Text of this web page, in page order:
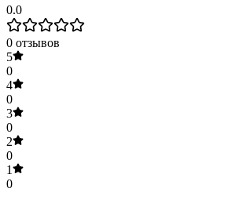
0.0
0 отзывов
5
0
4
0
3
0
2
0
1
0